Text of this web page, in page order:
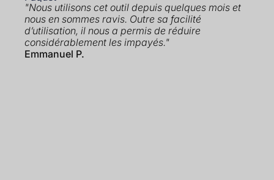
"Nous utilisons cet outil depuis quelques mois et
nous en sommes ravis. Outre sa facilité
d’utilisation, il nous a permis de réduire
considérablement les impayés."
Emmanuel P.